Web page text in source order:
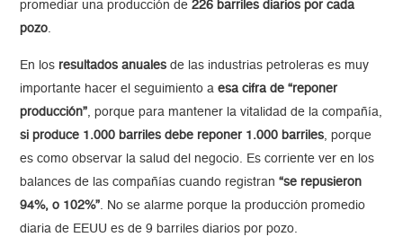
promediar una producción de226 barriles diarios por cada
pozo
En los resultados anuales de las industrias petroleras es muy
importante hacer el seguimiento aesa cifra de “reponer
producción” , porque para mantener la vitalidad de la compañía,
si produce 1.000 barriles debe reponer 1.000 barriles , porque
es como observar la salud del negocio. Es corriente ver en los
balances de las compañías cuando registran“se repusieron
94%, o 102%” . No se alarme porque la producción promedio
diaria de EEUU es de 9 barriles diarios por pozo.